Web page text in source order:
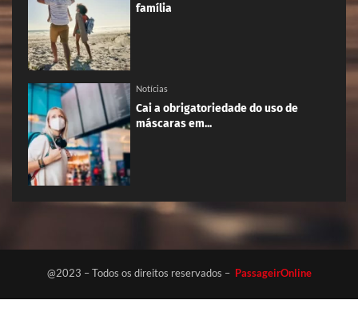
família
Notícias
Cai a obrigatoriedade do uso de
máscaras em...
@2023 – Todos os direitos reservados – PassageirOnline